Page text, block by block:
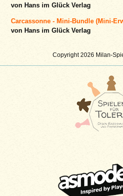
Copyright 2026 Milan-
von Hans im Glück Verlag
Carcassonne - Mini-Bundle (Mini-
von Hans im Glück Verlag